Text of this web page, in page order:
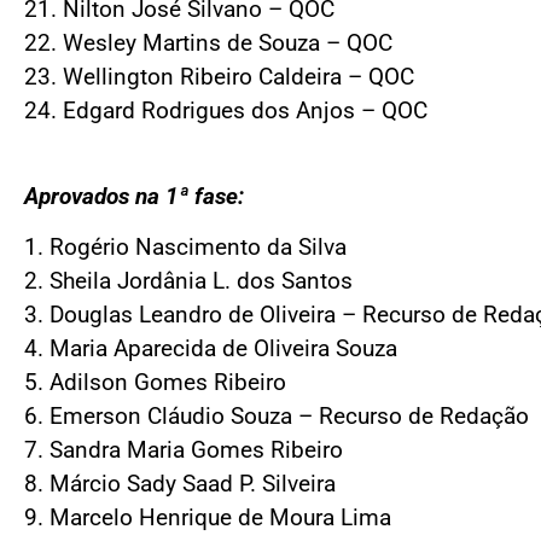
21. Nilton José Silvano – QOC
22. Wesley Martins de Souza – QOC
23. Wellington Ribeiro Caldeira – QOC
24. Edgard Rodrigues dos Anjos – QOC
Aprovados na 1ª fase:
1. Rogério Nascimento da Silva
2. Sheila Jordânia L. dos Santos
3. Douglas Leandro de Oliveira – Recurso de
4. Maria Aparecida de Oliveira Souza
5. Adilson Gomes Ribeiro
6. Emerson Cláudio Souza – Recurso de Redação
7. Sandra Maria Gomes Ribeiro
8. Márcio Sady Saad P. Silveira
9. Marcelo Henrique de Moura Lima